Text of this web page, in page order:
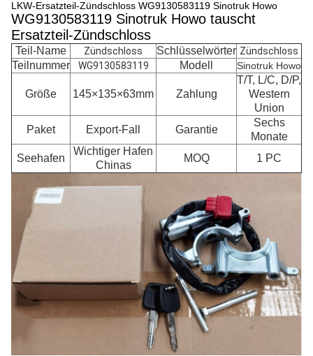
LKW-Ersatzteil-Zündschloss WG9130583119 Sinotruk Howo
WG9130583119 Sinotruk Howo tauscht
Ersatzteil-Zündschloss
Teil-Name Zündschloss Schlüsselwörter Zündschloss
Teilnummer WG9130583119 Modell Sinotruk Howo
Größe 145×135×63mm Zahlung
T/T, L/C, D/P,
Western
Union
Paket
Export-Fall Garantie
Sechs
Monate
Seehafen
Wichtiger Hafen
Chinas
MOQ 1 PC